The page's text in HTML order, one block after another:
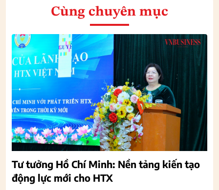
Cùng chuyên mục
Tư tưởng Hồ Chí Minh: Nền tảng kiến tạo
động lực mới cho HTX